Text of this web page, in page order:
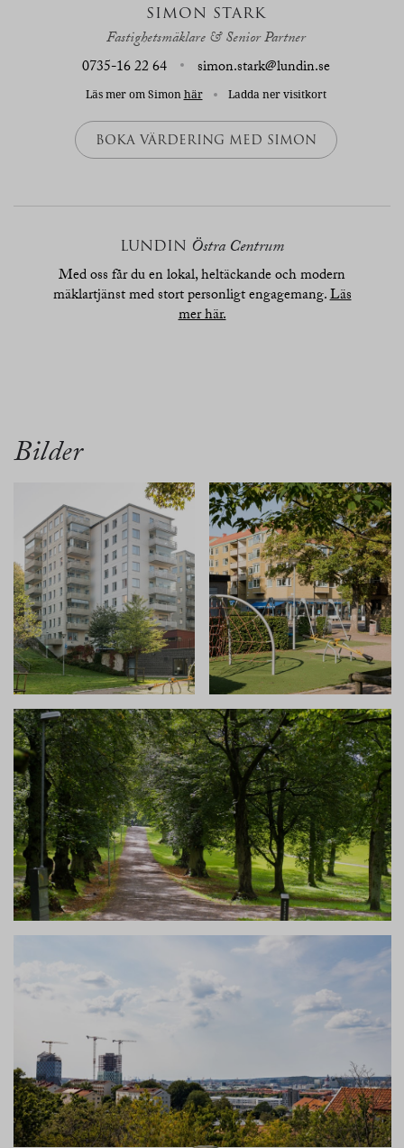
SIMON STARK
Fastighetsmäklare & Senior Partner
0735-16 22 64
simon.stark@lundin.se
Läs mer om Simon här Ladda ner visitkort
BOKA VÄRDERING MED SIMON
LUNDIN Östra Centrum
Med oss får du en lokal, heltäckande och modern
mäklartjänst med stort personligt engagemang.Läs
mer här.
Bilder